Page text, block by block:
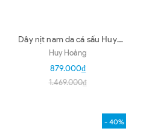
Dây nịt nam da cá sấu Huy
Hoàng gai vip màu nâu đất
HD4865-69-73-77
Huy Hoàng
879.000₫
1.469.000₫
- 40%